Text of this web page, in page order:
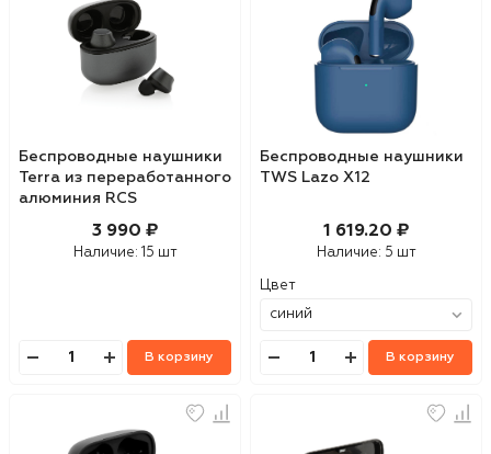
Беспроводные наушники
Terra из переработанного
алюминия RCS
3 990 ₽
Наличие: 15 шт
В корзину
Беспроводные наушники
TWS Lazo X12
1 619.20 ₽
Наличие: 5 шт
Цвет
В корзину